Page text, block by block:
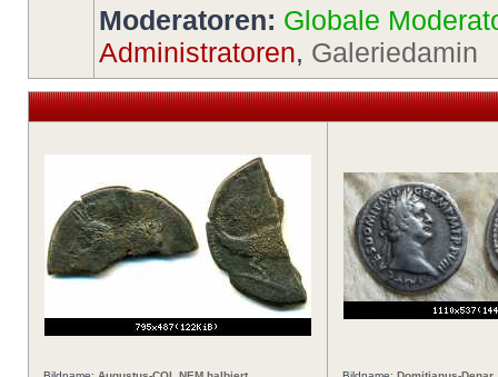
Moderatoren: Globale
Administratoren, Galeriedamin